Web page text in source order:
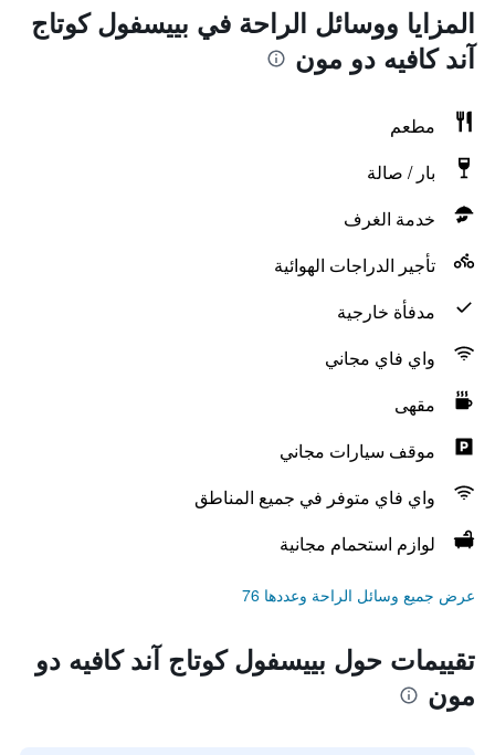
المزايا ووسائل الراحة في بييسفول كوتاج
آند كافيه دو مون
مطعم
بار / صالة
خدمة الغرف
تأجير الدراجات الهوائية
مدفأة خارجية
واي فاي مجاني
مقهى
موقف سيارات مجاني
واي فاي متوفر في جميع المناطق
لوازم استحمام مجانية
عرض جميع وسائل الراحة وعددها 76
تقييمات حول بييسفول كوتاج آند كافيه دو
مون